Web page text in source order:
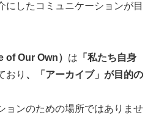
にしたコミュニケーションが目
Our Own） は 「私たち自身
おり 、「アーカイブ」が目的の
ンのための場所ではありませ